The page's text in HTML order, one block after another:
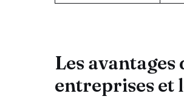
Les
entreprises et